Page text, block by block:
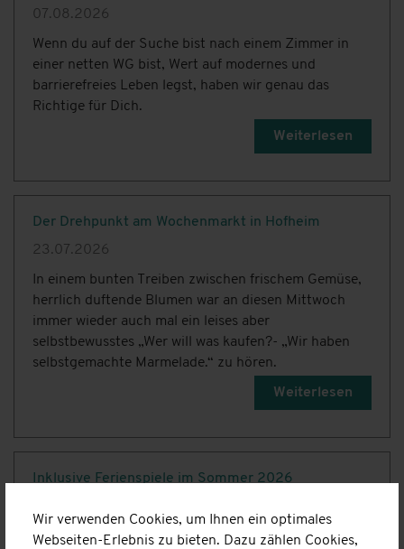
Wir verwenden Cookies, um Ihnen ein optimales
Webseiten-Erlebnis zu bieten. Dazu zählen Cookies,
07.08.2026
Wenn du auf der Suche bist nach einem Zimmer in
einer netten WG bist, Wert auf modernes und
barrierefreies Leben legst, haben wir genau das
Richtige für Dich.
Weiterlesen
Der Drehpunkt am Wochenmarkt in Hofheim
23.07.2026
In einem bunten Treiben zwischen frischem Gemüse,
herrlich duftende Blumen war an diesen Mittwoch
immer wieder auch mal ein leises aber
selbstbewusstes „Wer will was kaufen?- „Wir haben
selbstgemachte Marmelade.“ zu hören.
Weiterlesen
Inklusive Ferienspiele im Sommer 2026
Auch in diesem Sommer haben wir wieder unsere